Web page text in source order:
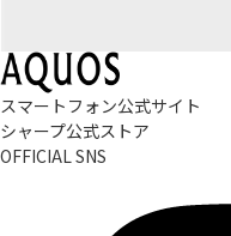
スマートフォン公式サイト
シャープ公式ストア
OFFICIAL SNS